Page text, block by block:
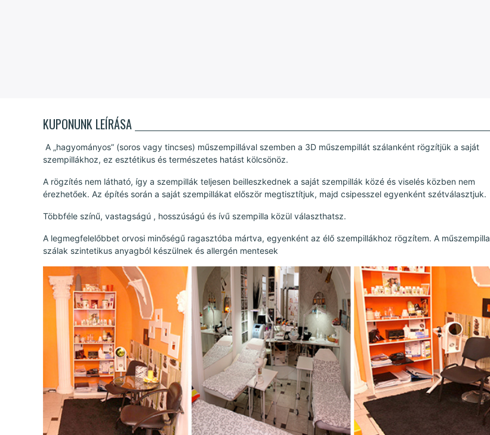
KUPONUNK LEÍRÁSA
A „hagyományos” (soros vagy tincses) műszempillával szemben a 3D műszempillát szálanként rögzítjük a saját
szempillákhoz, ez esztétikus és természetes hatást kölcsönöz.
A rögzítés nem látható, így a szempillák teljesen beilleszkednek a saját szempillák közé és viselés közben nem
érezhetőek. Az építés során a saját szempillákat először megtisztítjuk, majd csipesszel egyenként szétválasztjuk.
Többféle színű, vastagságú , hosszúságú és ívű szempilla közül választhatsz.
A legmegfelelőbbet orvosi minőségű ragasztóba mártva, egyenként az élő szempillákhoz rögzítem. A műszempilla
szálak szintetikus anyagból készülnek és allergén mentesek